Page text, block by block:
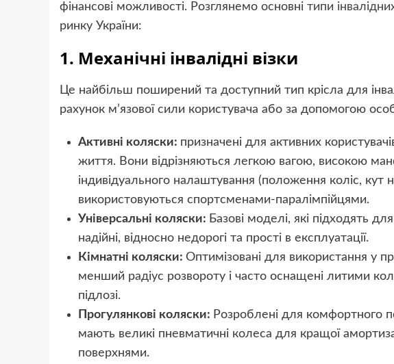
фінансові можливості. Розглянемо основні типи
ринку України:
1. Механічні інвалідні візки
Це найбільш поширений та доступний тип крісла для
рахунок м’язової сили користувача або за допомогою
Активні коляски: призначені для активних
життя. Вони відрізняються легкою вагою, високою
індивідуального налаштування (положення коліс, кут
використовуються спортсменами-паралімпійцями.
Універсальні коляски: Базові моделі, які підходять
надійні, відносно недорогі та прості в експлуатації.
Кімнатні коляски: Оптимізовані для використання у
менший радіус розвороту і часто оснащені литими
підлозі.
Прогулянкові коляски: Розроблені для комфортного
мають великі пневматичні колеса для кращої
поверхнями.